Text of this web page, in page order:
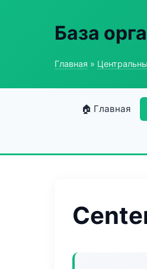
База
Главная »
🏠 Главная